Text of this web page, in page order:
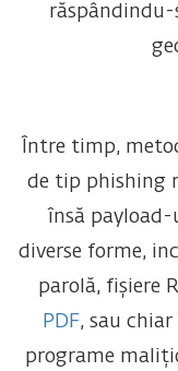
Între timp,
de tip phishing
însă payload-
diverse forme,
parolă, fișiere
PDF, sau
programe